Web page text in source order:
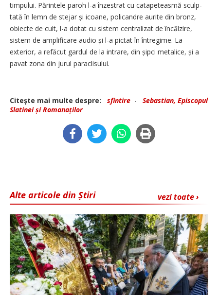
timpului. Părintele paroh l-a înzestrat cu catapeteasmă sculp­
tată în lemn de stejar și icoane, policandre aurite din bronz,
obiecte de cult, l-a dotat cu sistem centralizat de încălzire,
sistem de amplificare audio și l-a pictat în întregime. La
exterior, a refăcut gardul de la intrare, din șipci metalice, și a
pavat zona din jurul paraclisului.
Citeşte mai multe despre: sfintire - Sebastian, Episcopul
Slatinei și Romanaților
vezi toate ›
Alte articole din Știri